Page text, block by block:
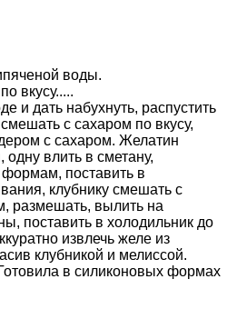
воды.
вкусу.....
и дать набухнуть, распустить
с сахаром по вкусу,
с сахаром. Желатин
одну влить в сметану,
поставить в
клубнику смешать с
размешать, вылить на
поставить в холодильник до
извлечь желе из
клубникой и мелиссой.
в силиконовых формах